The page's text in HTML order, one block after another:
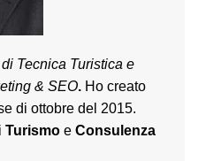
Tecnica Turistica e
& SEO. Ho creato
di ottobre del 2015.
Turismo e Consulenza